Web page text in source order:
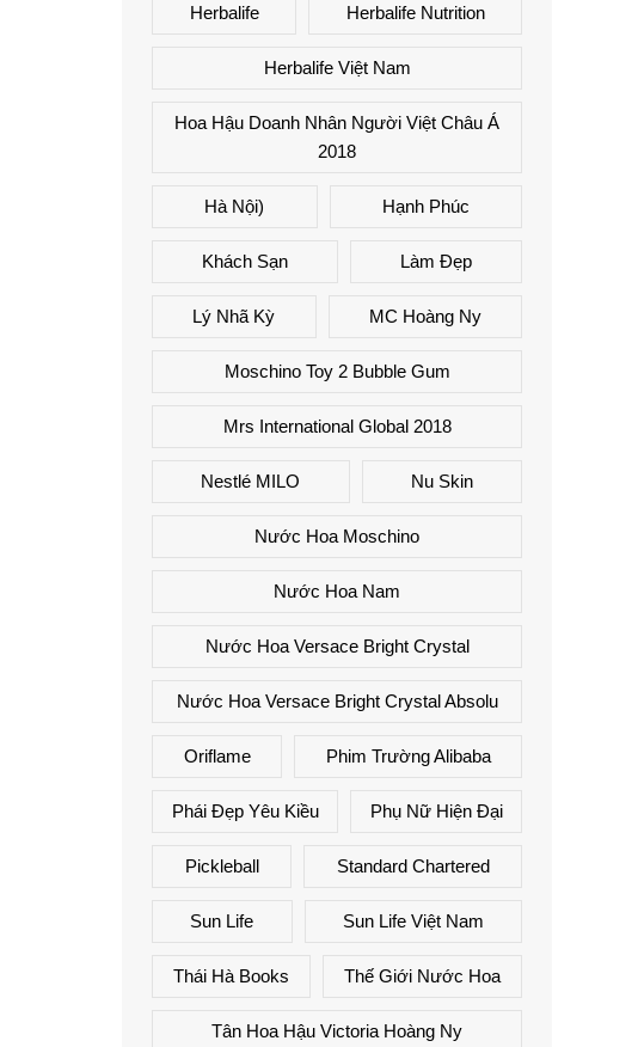
Herbalife Herbalife Nutrition
Herbalife Việt Nam
Hoa Hậu Doanh Nhân Người Việt Châu Á
2018
Hà Nội) Hạnh Phúc
Khách Sạn Làm Đẹp
Lý Nhã Kỳ MC Hoàng Ny
Moschino Toy 2 Bubble Gum
Mrs International Global 2018
Nestlé MILO Nu Skin
Nước Hoa Moschino
Nước Hoa Nam
Nước Hoa Versace Bright Crystal
Nước Hoa Versace Bright Crystal Absolu
Oriflame Phim Trường Alibaba
Phái Đẹp Yêu Kiều Phụ Nữ Hiện Đại
Pickleball Standard Chartered
Sun Life Sun Life Việt Nam
Thái Hà Books Thế Giới Nước Hoa
Tân Hoa Hậu Victoria Hoàng Ny